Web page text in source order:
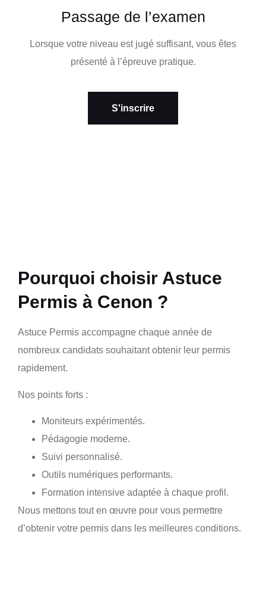
Passage de l’examen
Lorsque votre niveau est jugé suffisant, vous êtes
présenté à l’épreuve pratique.
S'inscrire
Pourquoi choisir Astuce
Permis à Cenon ?
Astuce Permis accompagne chaque année de
nombreux candidats souhaitant obtenir leur permis
rapidement.
Nos points forts :
Moniteurs expérimentés.
Pédagogie moderne.
Suivi personnalisé.
Outils numériques performants.
Formation intensive adaptée à chaque profil.
Nous mettons tout en œuvre pour vous permettre
d’obtenir votre permis dans les meilleures conditions.